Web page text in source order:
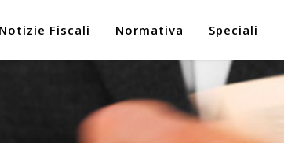
Notizie Fiscali Normativa Speciali